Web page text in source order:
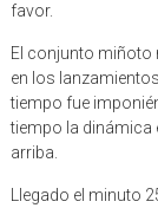
favor.
El conjunto miñoto
en los
tiempo fue
tiempo la dinámica
arriba.
Llegado el minuto